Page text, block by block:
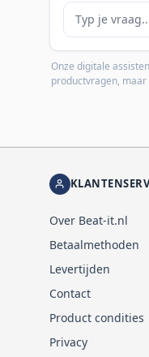
Je vraag
Onze digitale
productvragen, maar
Over Beat-it.nl
Betaalmethoden
Levertijden
Contact
Product condities
Privacy